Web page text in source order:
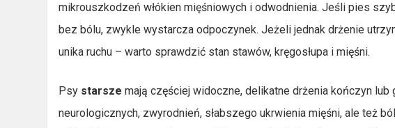
mikrouszkodzeń włókien mięśniowych i odwodnienia. Jeśli pies
bez bólu, zwykle wystarcza odpoczynek. Jeżeli jednak drżenie
unika ruchu – warto sprawdzić stan stawów, kręgosłupa i mięśni.
Psy starsze mają częściej widoczne, delikatne drżenia kończyn
neurologicznych, zwyrodnień, słabszego ukrwienia mięśni, ale też